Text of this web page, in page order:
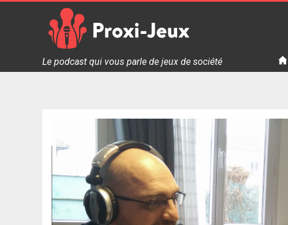
Proxi Jeux - Le podcast qui vous parle de jeux de société
Le podcast qui vous parle de jeux de société